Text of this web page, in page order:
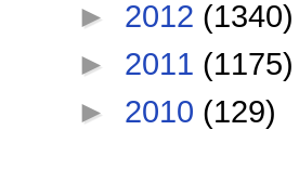
► 2012 (1340)
► 2011 (1175)
► 2010 (129)